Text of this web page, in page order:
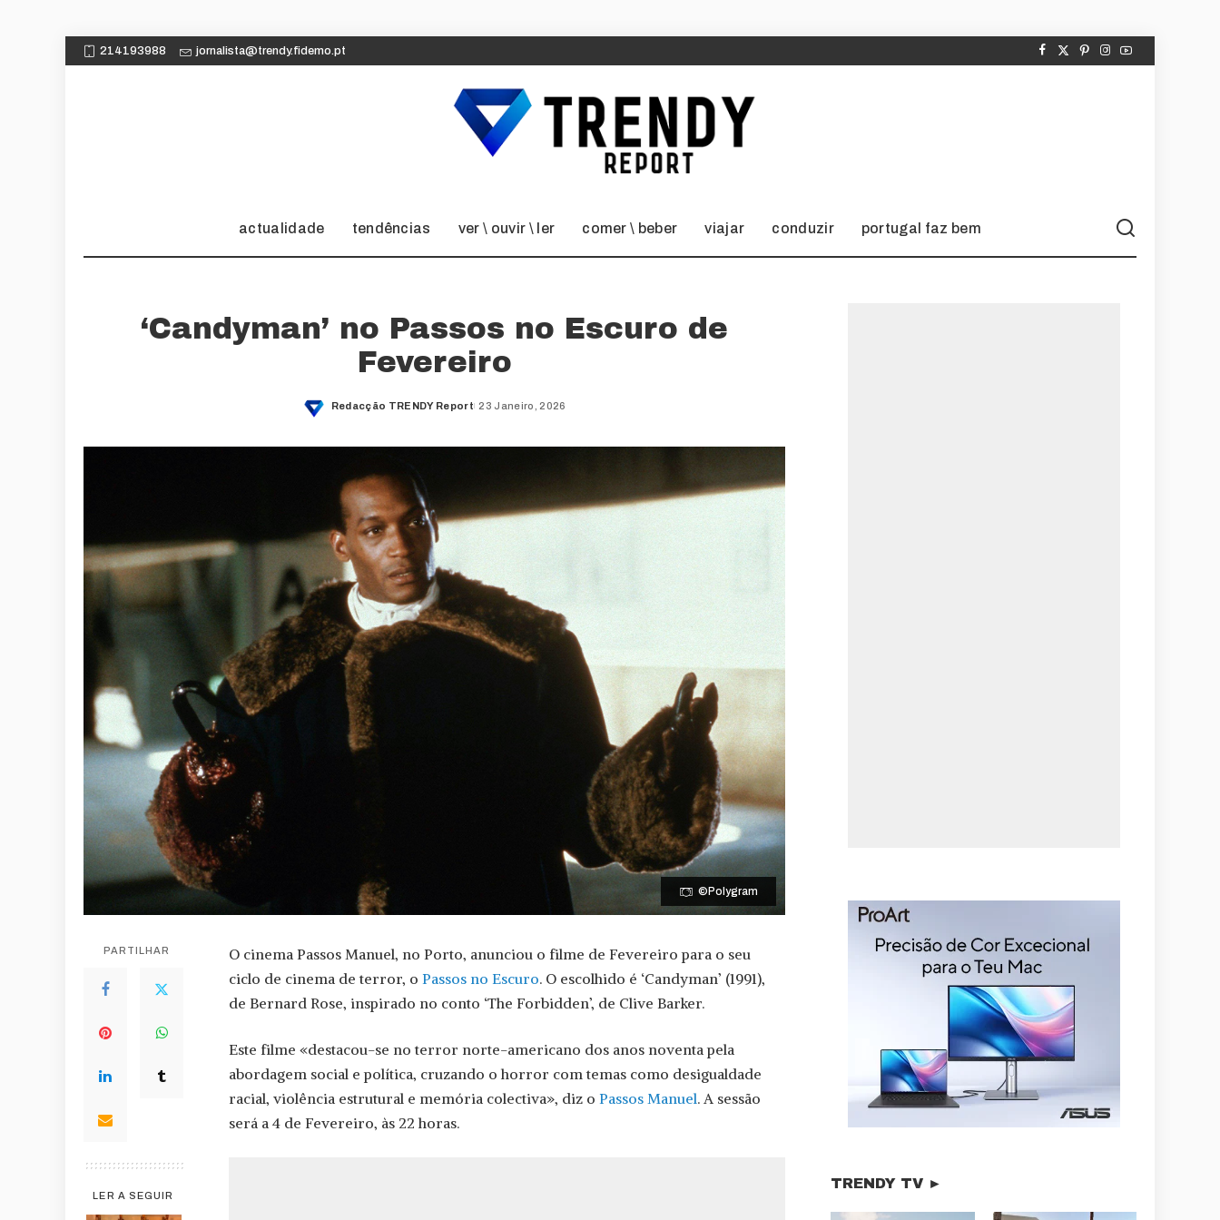
214193988 jornalista@trendy.fidemo.pt
actualidade tendências ver \ ouvir \ ler comer \ beber viajar conduzir portugal faz bem
‘Candyman’ no Passos no Escuro de
Fevereiro
Posted
Redacção TRENDY Report 23 Janeiro, 2026
©Polygram
PARTILHAR
LER A SEGUIR
O cinema Passos Manuel, no Porto, anunciou o filme de Fevereiro para o seu
ciclo de cinema de terror, o Passos no Escuro. O escolhido é ‘Candyman’ (1991),
de Bernard Rose, inspirado no conto ‘The Forbidden’, de Clive Barker.
Este filme «destacou-se no terror norte-americano dos anos noventa pela
abordagem social e política, cruzando o horror com temas como desigualdade
racial, violência estrutural e memória colectiva», diz o Passos Manuel. A sessão
será a 4 de Fevereiro, às 22 horas.
TRENDY TV ►